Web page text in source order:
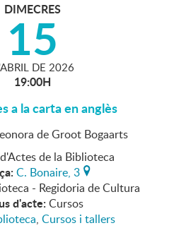
DIMECRES
15
ABRIL DE 2026
19:00H
a la carta en anglès
de Groot Bogaarts
de la Biblioteca
C. Bonaire, 3
- Regidoria de Cultura
d'acte: Cursos
, Cursos i tallers